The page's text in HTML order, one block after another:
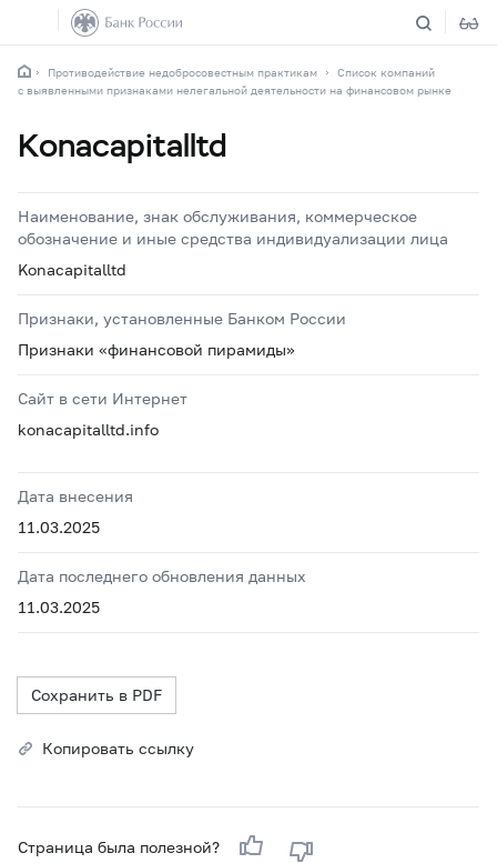
Противодействие недобросовестным практикам
Список компаний
с выявленными признаками нелегальной деятельности на финансовом рынке
Konacapitalltd
Наименование, знак обслуживания, коммерческое
обозначение и иные средства индивидуализации лица
Konacapitalltd
Признаки, установленные Банком России
Признаки «финансовой пирамиды»
Сайт в сети Интернет
konacapitalltd.info
Дата внесения
11.03.2025
Дата последнего обновления данных
11.03.2025
Сохранить в PDF
Копировать ссылку
Страница была полезной?